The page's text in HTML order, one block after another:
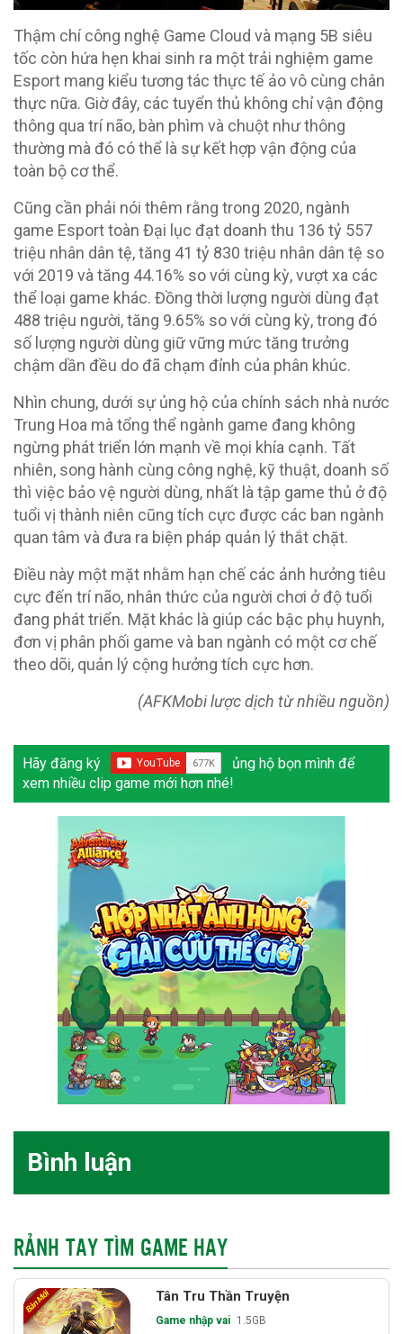
Thậm chí công nghệ Game Cloud và mạng 5B siêu
tốc còn hứa hẹn khai sinh ra một trải nghiệm game
Esport mang kiểu tương tác thực tế ảo vô cùng chân
thực nữa. Giờ đây, các tuyển thủ không chỉ vận động
thông qua trí não, bàn phìm và chuột như thông
thường mà đó có thể là sự kết hợp vận động của
toàn bộ cơ thể.
Cũng cần phải nói thêm rằng trong 2020, ngành
game Esport toàn Đại lục đạt doanh thu 136 tỷ 557
triệu nhân dân tệ, tăng 41 tỷ 830 triệu nhân dân tệ so
với 2019 và tăng 44.16% so với cùng kỳ, vượt xa các
thể loại game khác. Đồng thời lượng người dùng đạt
488 triệu người, tăng 9.65% so với cùng kỳ, trong đó
số lượng người dùng giữ vững mức tăng trưởng
chậm dần đều do đã chạm đỉnh của phân khúc.
Nhìn chung, dưới sự ủng hộ của chính sách nhà nước
Trung Hoa mà tổng thể ngành game đang không
ngừng phát triển lớn mạnh về mọi khía cạnh. Tất
nhiên, song hành cùng công nghệ, kỹ thuật, doanh số
thì việc bảo vệ người dùng, nhất là tập game thủ ở độ
tuổi vị thành niên cũng tích cực được các ban ngành
quan tâm và đưa ra biện pháp quản lý thắt chặt.
Điều này một mặt nhằm hạn chế các ảnh hưởng tiêu
cực đến trí não, nhân thức của người chơi ở độ tuổi
đang phát triển. Mặt khác là giúp các bậc phụ huynh,
đơn vị phân phối game và ban ngành có một cơ chế
theo dõi, quản lý cộng hưởng tích cực hơn.
(AFKMobi lược dịch từ nhiều nguồn)
Hãy đăng ký
ủng hộ bọn mình để
xem nhiều clip game mới hơn nhé!
Bình luận
RẢNH TAY TÌM GAME HAY
Tân Tru Thần Truyện
Game nhập vai 1.5GB